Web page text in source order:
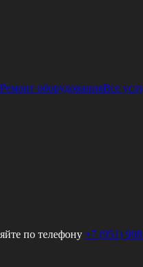
Ремонт оборудованияВсе
по телефону +7 (951)